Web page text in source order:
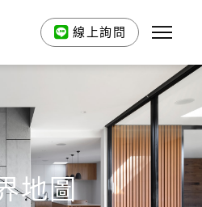
線上詢問
地圖